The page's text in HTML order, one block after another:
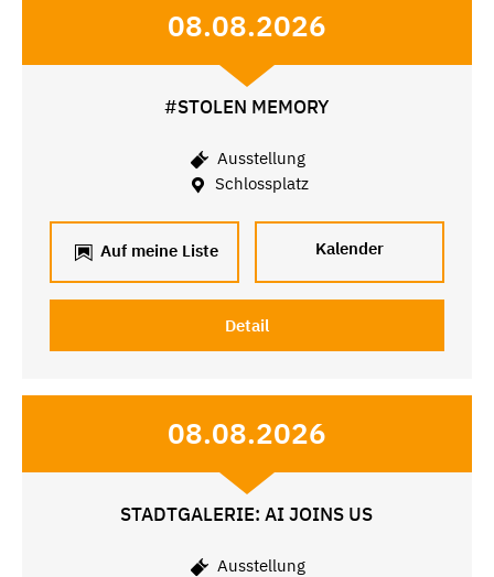
08.08.2026
#STOLEN MEMORY
Ausstellung
Schlossplatz
Auf meine Liste Kalender
Detail
08.08.2026
STADTGALERIE: AI JOINS US
Ausstellung